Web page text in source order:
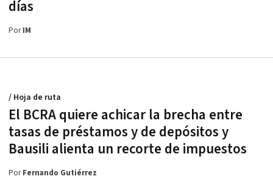
días
PorIM
El BCRA quiere achicar la brecha entre
tasas de préstamos y de depósitos y
Bausili alienta un recorte de impuestos
/ Hoja de ruta
PorFernando Gutiérrez